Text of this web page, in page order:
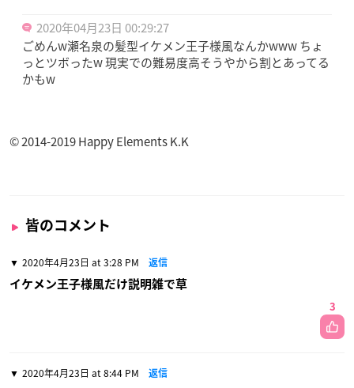
2020年04月23日 00:29:27
ごめんw瀬名泉の髪型イケメン王子様風なんかwww ちょ
っとツボったw 現実での難易度高そうやから割とあってる
かもw
© 2014-2019 Happy Elements K.K
皆のコメント
2020年4月23日 at 3:28 PM 返信
イケメン王子様風だけ説明雑で草
3
2020年4月23日 at 8:44 PM 返信